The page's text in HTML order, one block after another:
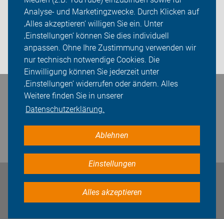
Analyse- und Marketingzwecke. Durch Klicken auf
‚Alles akzeptieren‘ willigen Sie ein. Unter
‚Einstellungen‘ können Sie dies individuell
anpassen. Ohne Ihre Zustimmung verwenden wir
nur technisch notwendige Cookies. Die
Einwilligung können Sie jederzeit unter
‚Einstellungen‘ widerrufen oder ändern. Alles
Weitere finden Sie in unserer
Datenschutzerklärung.
Ablehnen
Einstellungen
Alles akzeptieren
Sei dabei
Presse
Bleiben Sie in Kontakt
Impressum Datenschutz Cookie-Einstellungen